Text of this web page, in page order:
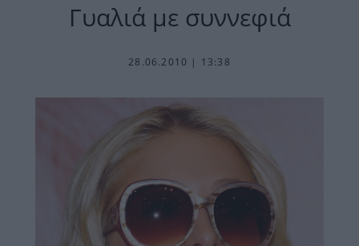
Γυαλιά με συννεφιά
28.06.2010 | 13:38